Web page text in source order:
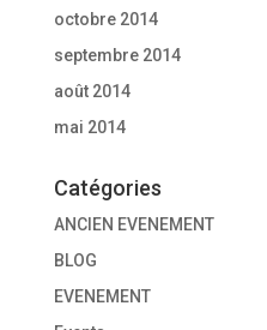
octobre 2014
septembre 2014
août 2014
mai 2014
Catégories
ANCIEN EVENEMENT
BLOG
EVENEMENT